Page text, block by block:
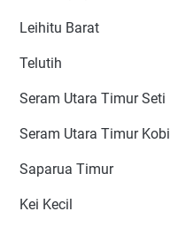
Leihitu Barat
Telutih
Seram Utara Timur Seti
Seram Utara Timur Kobi
Saparua Timur
Kei Kecil